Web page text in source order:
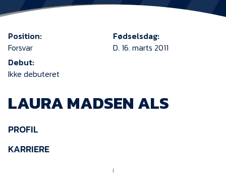
KAMPDAG PÅ
BLUE WATER
ARENA
NYHEDER
Position:
Forsvar
Fødselsdag:
D. 16. marts 2011
Debut:
Ikke debuteret
LAURA MADSEN ALS
PROFIL
KARRIERE